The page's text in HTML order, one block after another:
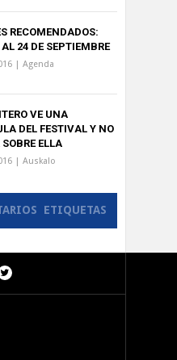
RECOMENDADOS:
AL 24 DE SEPTIEMBRE
| Agenda
VE UNA
DEL FESTIVAL Y NO
ELLA
| Auskalo
ETIQUETAS